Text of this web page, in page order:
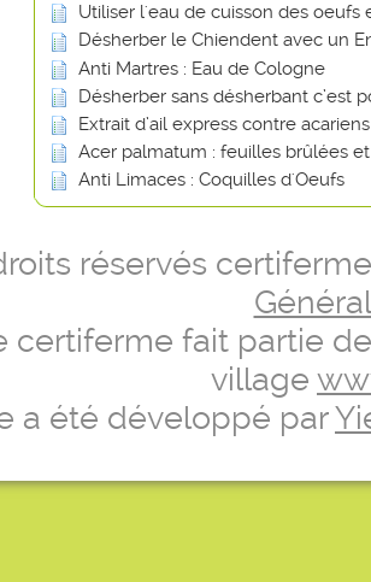
Utiliser l'eau de cuisson des oeufs
Désherber le Chiendent avec un
Anti Martres : Eau de Cologne
Désherber sans désherbant c’est
Extrait d’ail express contre
Acer palmatum : feuilles brûlées
Anti Limaces : Coquilles d'Oeufs
réservés
certiferme fait partie
village
a été développé par